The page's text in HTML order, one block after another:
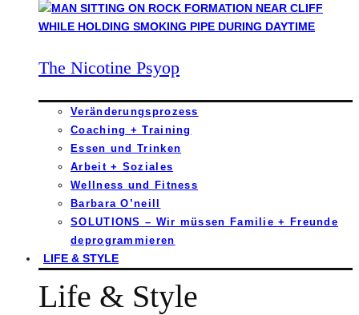
The Nicotine Psyop
Veränderungsprozess
Coaching + Training
Essen und Trinken
Arbeit + Soziales
Wellness und Fitness
Barbara O’neill
SOLUTIONS – Wir müssen Familie + Freunde
deprogrammieren
LIFE & STYLE
Life & Style